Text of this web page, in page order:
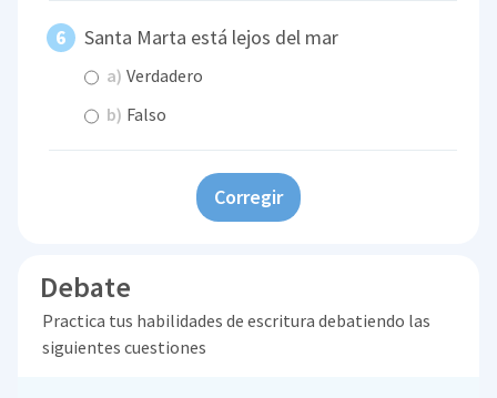
Santa Marta está lejos del mar
a) Verdadero
b) Falso
Corregir
Debate
Practica tus habilidades de escritura debatiendo las
siguientes cuestiones